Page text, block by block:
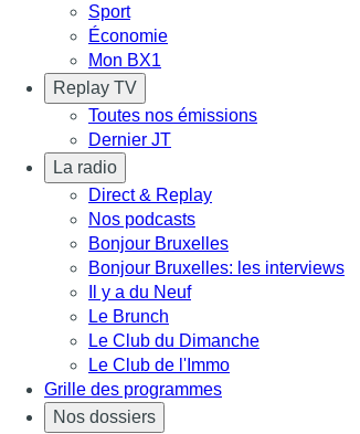
Sport
Économie
Mon BX1
Replay TV
Toutes nos émissions
Dernier JT
La radio
Direct & Replay
Nos podcasts
Bonjour Bruxelles
Bonjour Bruxelles: les interviews
Il y a du Neuf
Le Brunch
Le Club du Dimanche
Le Club de l'Immo
Grille des programmes
Nos dossiers